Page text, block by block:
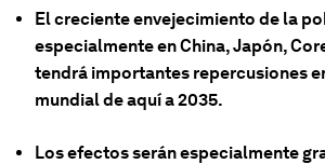
El creciente envejecimiento de la
especialmente en China, Japón,
tendrá importantes repercusiones
mundial de aquí a 2035.
Los efectos serán especialmente